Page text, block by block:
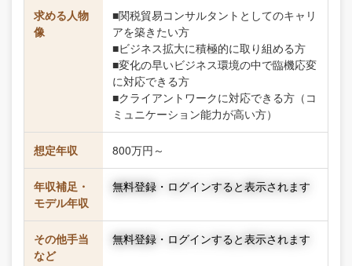
求める人物
像
■関税貿易コンサルタントとしてのキャリ
アを築きたい方
■ビジネス拡大に積極的に取り組める方
■変化の早いビジネス環境の中で臨機応変
に対応できる方
■クライアントワークに対応できる方（コ
ミュニケーション能力が高い方）
想定年収 800万円～
年収補足・
モデル年収
無料登録・ログインすると表示されます
その他手当
など
無料登録・ログインすると表示されます